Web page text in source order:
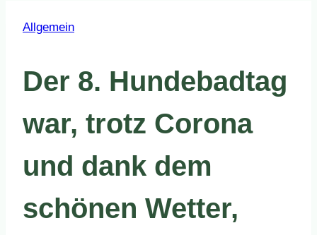
Allgemein
Der 8. Hundebadtag
war, trotz Corona
und dank dem
schönen Wetter,